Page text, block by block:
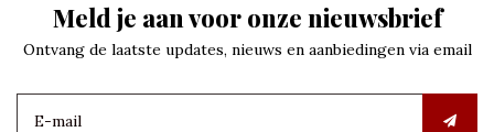
Meld je aan voor onze nieuwsbrief
Ontvang de laatste updates, nieuws en aanbiedingen via email